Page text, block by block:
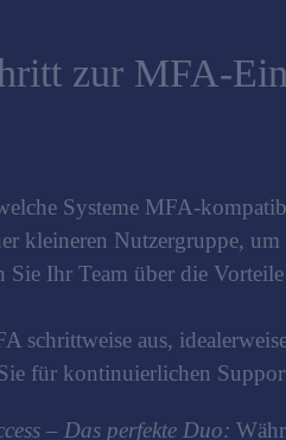
zur MFA-
Systeme MFA-
kleineren Nutzergruppe,
Ihr Team über die
schrittweise aus,
für kontinuierlichen
– Das perfekte Duo: